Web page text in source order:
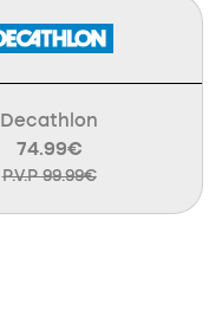
Decathlon
74.99€
P.V.P 99.99€